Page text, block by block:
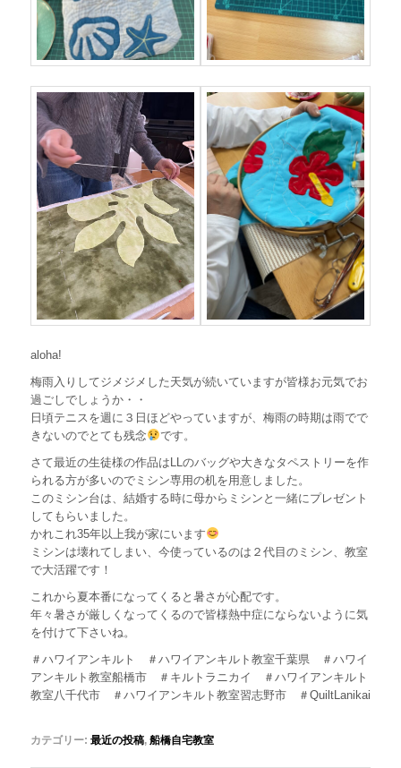
aloha!
梅雨入りしてジメジメした天気が続いていますが皆様お元気でお
過ごしでしょうか・・
日頃テニスを週に３日ほどやっていますが、梅雨の時期は雨でで
きないのでとても残念
です。
さて最近の生徒様の作品はLLのバッグや大きなタペストリーを作
られる方が多いのでミシン専用の机を用意しました。
このミシン台は、結婚する時に母からミシンと一緒にプレゼント
してもらいました。
かれこれ35年以上我が家にいます
ミシンは壊れてしまい、今使っているのは２代目のミシン、教室
で大活躍です！
これから夏本番になってくると暑さが心配です。
年々暑さが厳しくなってくるので皆様熱中症にならないように気
を付けて下さいね。
＃ハワイアンキルト ＃ハワイアンキルト教室千葉県 ＃ハワイ
アンキルト教室船橋市 ＃キルトラニカイ ＃ハワイアンキルト
教室八千代市 ＃ハワイアンキルト教室習志野市 ＃QuiltLanikai
カテゴリー: 最近の投稿, 船橋自宅教室